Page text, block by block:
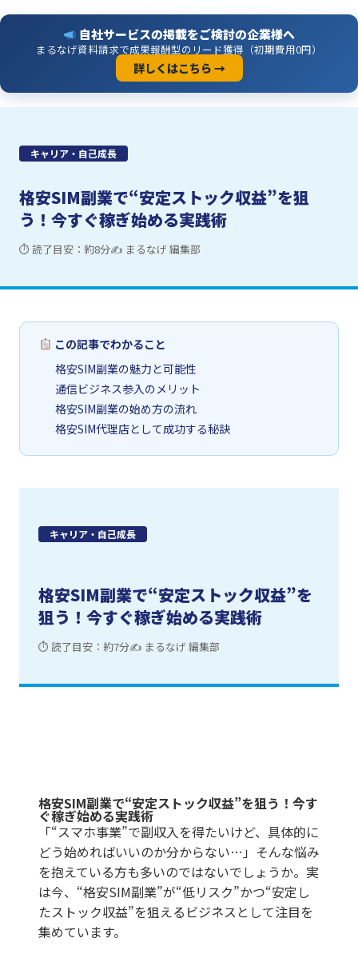
自社サービスの掲載をご検討の企業様へ
まるなげ資料請求で成果報酬型のリード獲得（初期費用0円）
詳しくはこちら →
キャリア・自己成長
格安SIM副業で“安定ストック収益”を狙
う！今すぐ稼ぎ始める実践術
⏱ 読了目安：約8分✍ まるなげ 編集部
この記事でわかること
格安SIM副業の魅力と可能性
通信ビジネス参入のメリット
格安SIM副業の始め方の流れ
格安SIM代理店として成功する秘訣
キャリア・自己成長
格安SIM副業で“安定ストック収益”を
狙う！今すぐ稼ぎ始める実践術
⏱ 読了目安：約7分✍ まるなげ 編集部
格安SIM副業で“安定ストック収益”を狙う！今す
ぐ稼ぎ始める実践術
「“スマホ事業”で副収入を得たいけど、具体的に
どう始めればいいのか分からない…」そんな悩み
を抱えている方も多いのではないでしょうか。実
は今、“格安SIM副業”が“低リスク”かつ“安定し
たストック収益”を狙えるビジネスとして注目を
集めています。